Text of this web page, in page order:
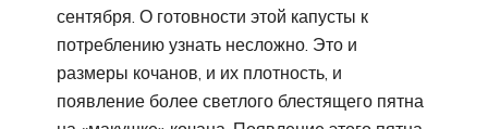
сентября. О готовности этой капусты к
потреблению узнать несложно. Это и
размеры кочанов, и их плотность, и
появление более светлого блестящего пятна